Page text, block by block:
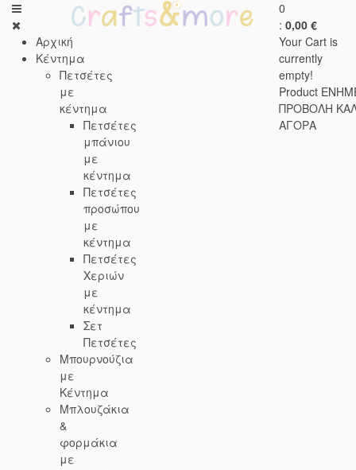
Αρχική
Κέντημα
Πετσέτες
με
κέντημα
Πετσέτες
μπάνιου
με
κέντημα
Πετσέτες
προσώπου
με
κέντημα
Πετσέτες
Χεριών
με
κέντημα
Σετ
Πετσέτες
Μπουρνούζια
με
Κέντημα
Μπλουζάκια
&
φορμάκια
με
0
: 0,00 €
Your Cart is
currently
empty!
Product
ΠΡΟΒΟΛΗ
ΑΓΟΡΑ